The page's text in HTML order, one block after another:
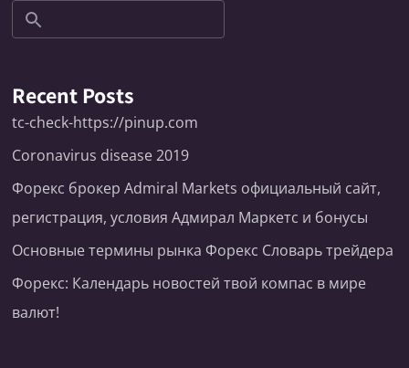
Recent Posts
tc-check-https://pinup.com
Coronavirus disease 2019
Форекс брокер Admiral Markets официальный сайт,
регистрация, условия Адмирал Маркетс и бонусы
Основные термины рынка Форекс Словарь трейдера
Форекс: Календарь новостей твой компас в мире
валют!